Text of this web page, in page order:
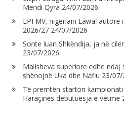
Mendi Qyra 24/07/2026
LPFMV, nigeriani Lawal
2026/27 24/07/2026
Sonte luan Shkëndija, ja në
23/07/2026
Malisheva superiore edhe ndaj
shënojnë Uka dhe Nafiu 23/07/
Të premtën starton
Haraçinës debutuesja e vetme